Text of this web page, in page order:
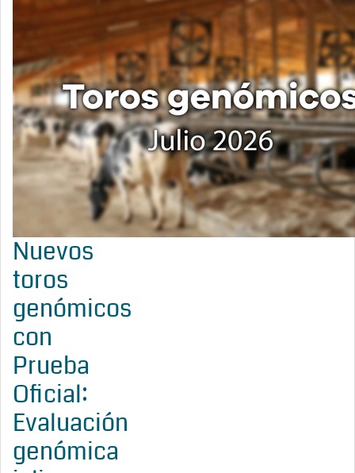
Nuevos
toros
genómicos
con
Prueba
Oficial:
Evaluación
genómica